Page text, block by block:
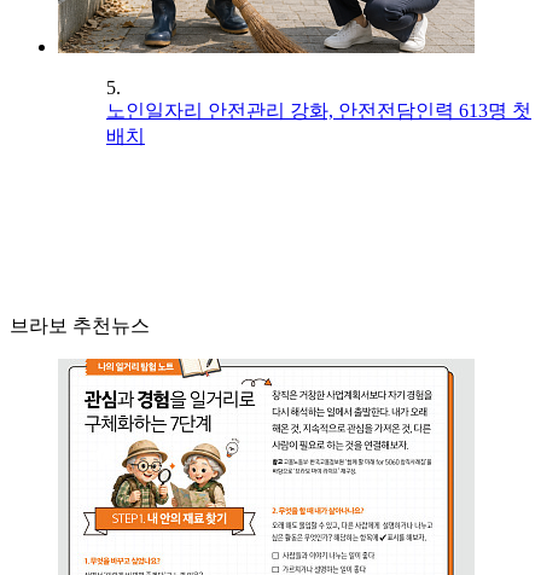
5.
노인일자리 안전관리 강화, 안전전담인력 613명 첫
배치
브라보 추천뉴스